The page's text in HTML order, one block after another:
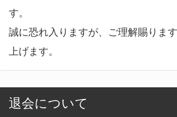
す。
誠に恐れ入りますが、ご理解賜りま
上げます。
退会について